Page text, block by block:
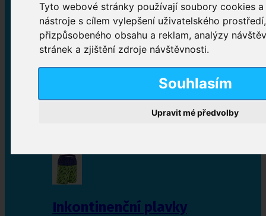
Tyto webové stránky používají soubory cookies
nástroje s cílem vylepšení uživatelského
přizpůsobeného obsahu a reklam, analýzy
stránek a zjištění zdroje návštěvnosti.
Souhlasím
Upravit mé předvolby
Inkontinenční kalhotky
Plenkové kalhotky navlékací,Plenkové kalhotky
zalepovací,Inkontinenční kalhotky dámské
Inkontinenční vložky
Inkontinenční plavky